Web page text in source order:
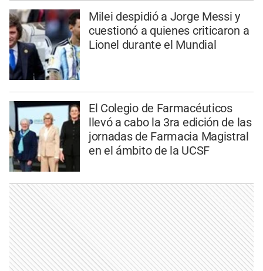
Milei despidió a Jorge Messi y
cuestionó a quienes criticaron a
Lionel durante el Mundial
El Colegio de Farmacéuticos
llevó a cabo la 3ra edición de las
jornadas de Farmacia Magistral
en el ámbito de la UCSF